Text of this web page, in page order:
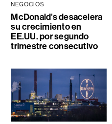
NEGOCIOS
McDonald’s desacelera
su crecimiento en
EE.UU. por segundo
trimestre consecutivo